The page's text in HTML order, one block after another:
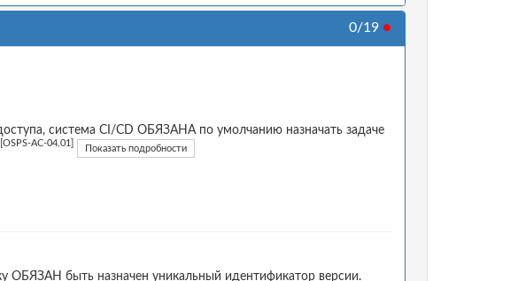
0/19 ●
система CI/CD ОБЯЗАНА по умолчанию назначать задаче
[OSPS-AC-04.01] Показать подробности
ОБЯЗАН быть назначен уникальный идентификатор версии.